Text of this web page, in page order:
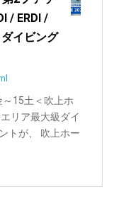
/ ERDI /
イビング
15土＜吹上ホ
リア最大級ダイ
トが、 吹上ホー